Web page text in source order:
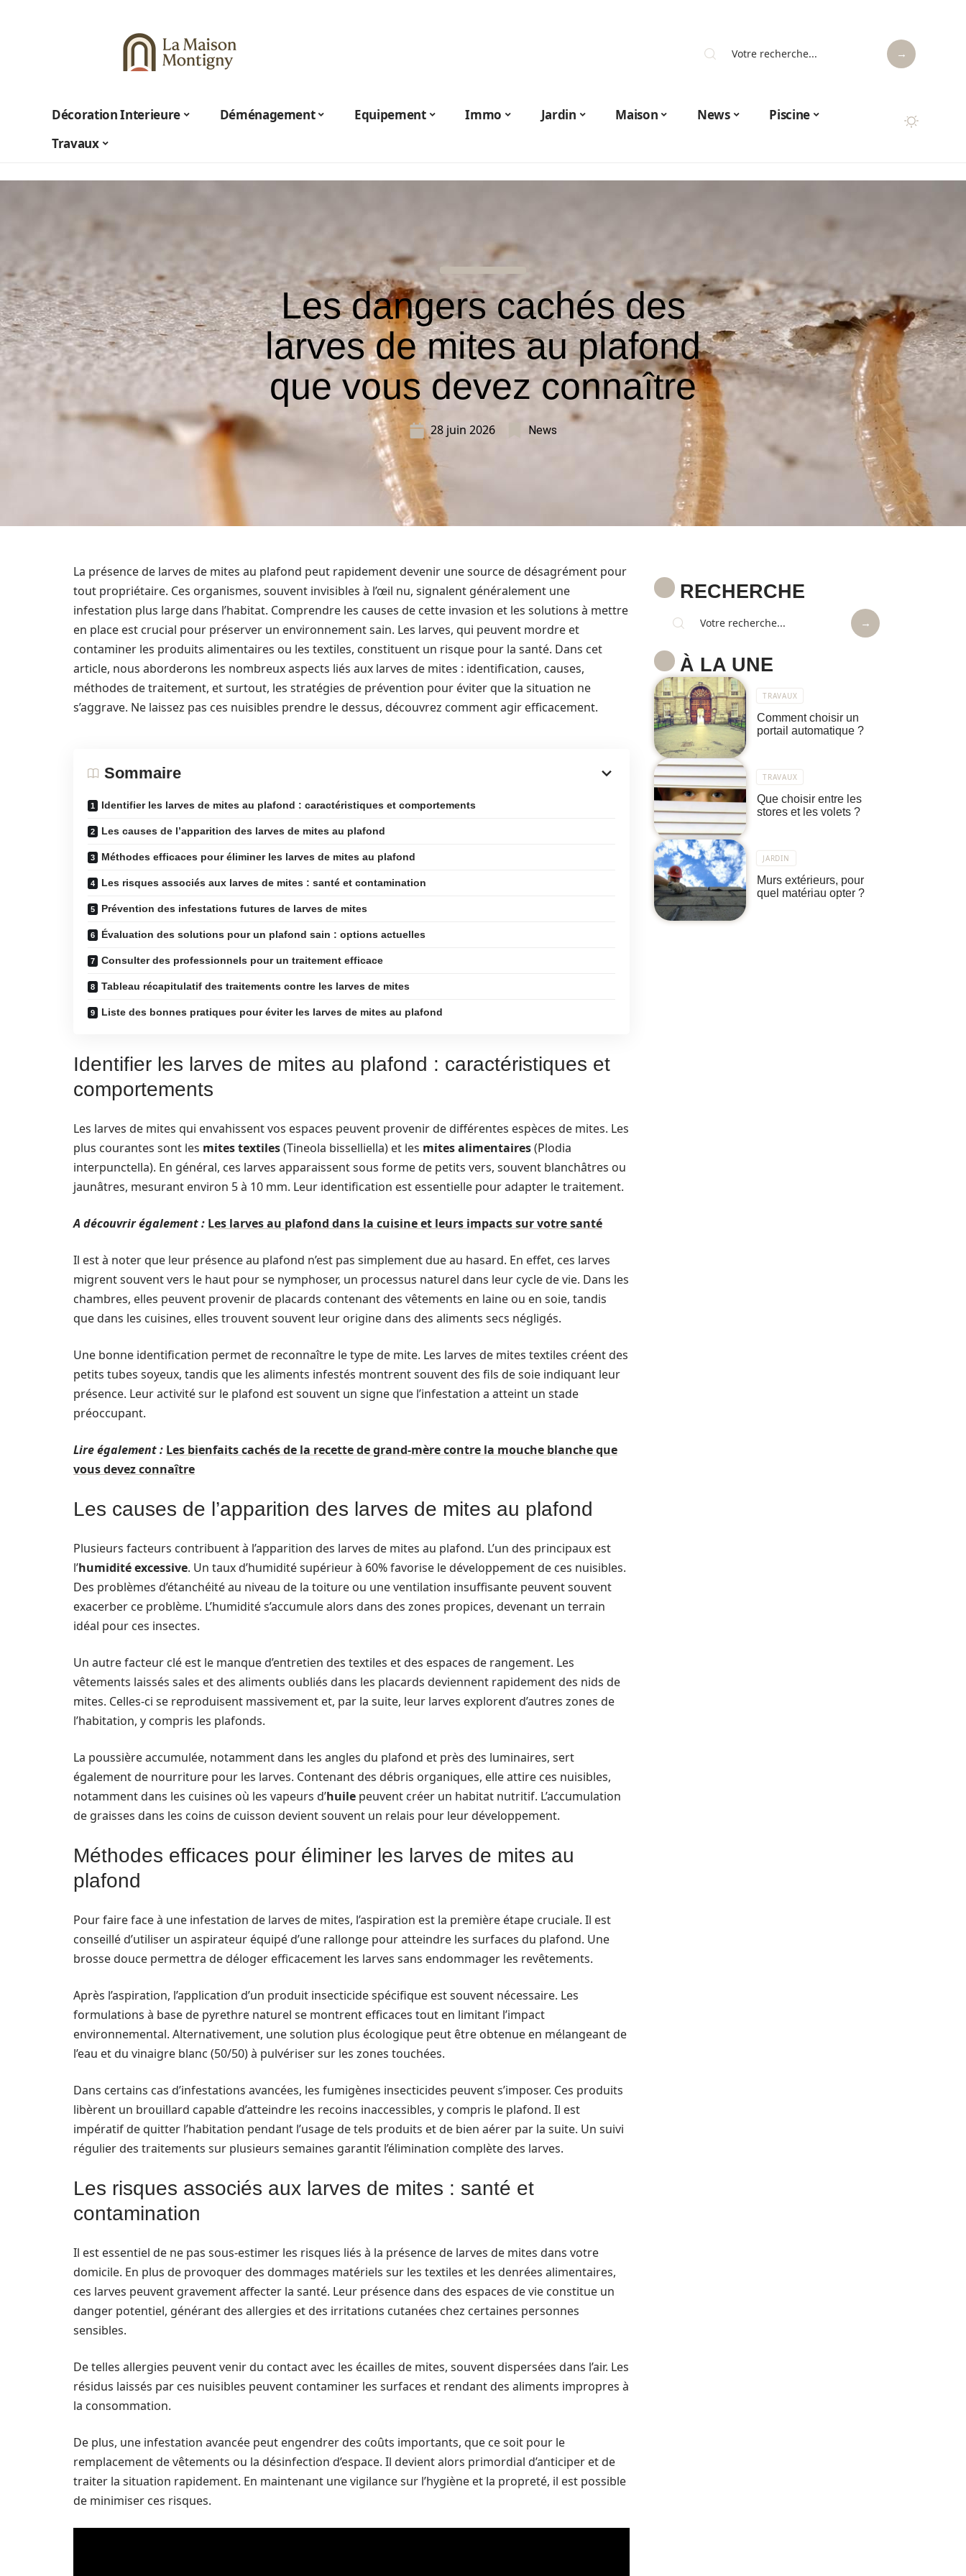
Décoration Interieure Déménagement Equipement Immo Jardin Maison News
Piscine
Travaux
Les dangers cachés des
larves de mites au plafond
que vous devez connaître
28 juin 2026 News
La présence de larves de mites au plafond peut rapidement devenir une source de désagrément pour
tout propriétaire. Ces organismes, souvent invisibles à l’œil nu, signalent généralement une
infestation plus large dans l’habitat. Comprendre les causes de cette invasion et les solutions à mettre
en place est crucial pour préserver un environnement sain. Les larves, qui peuvent mordre et
contaminer les produits alimentaires ou les textiles, constituent un risque pour la santé. Dans cet
article, nous aborderons les nombreux aspects liés aux larves de mites : identification, causes,
méthodes de traitement, et surtout, les stratégies de prévention pour éviter que la situation ne
s’aggrave. Ne laissez pas ces nuisibles prendre le dessus, découvrez comment agir efficacement.
Sommaire
Identifier les larves de mites au plafond : caractéristiques et comportements
Les causes de l’apparition des larves de mites au plafond
Méthodes efficaces pour éliminer les larves de mites au plafond
Les risques associés aux larves de mites : santé et contamination
Prévention des infestations futures de larves de mites
Évaluation des solutions pour un plafond sain : options actuelles
Consulter des professionnels pour un traitement efficace
Tableau récapitulatif des traitements contre les larves de mites
Liste des bonnes pratiques pour éviter les larves de mites au plafond
Identifier les larves de mites au plafond : caractéristiques et
comportements
Les larves de mites qui envahissent vos espaces peuvent provenir de différentes espèces de mites. Les
plus courantes sont les mites textiles(Tineola bisselliella) et les mites alimentaires(Plodia
interpunctella). En général, ces larves apparaissent sous forme de petits vers, souvent blanchâtres ou
jaunâtres, mesurant environ 5 à 10 mm. Leur identification est essentielle pour adapter le traitement.
A découvrir également : Les larves au plafond dans la cuisine et leurs impacts sur votre santé
Il est à noter que leur présence au plafond n’est pas simplement due au hasard. En effet, ces larves
migrent souvent vers le haut pour se nymphoser, un processus naturel dans leur cycle de vie. Dans les
chambres, elles peuvent provenir de placards contenant des vêtements en laine ou en soie, tandis
que dans les cuisines, elles trouvent souvent leur origine dans des aliments secs négligés.
Une bonne identification permet de reconnaître le type de mite. Les larves de mites textiles créent des
petits tubes soyeux, tandis que les aliments infestés montrent souvent des fils de soie indiquant leur
présence. Leur activité sur le plafond est souvent un signe que l’infestation a atteint un stade
préoccupant.
Lire également : Les bienfaits cachés de la recette de grand-mère contre la mouche blanche que
vous devez connaître
Les causes de l’apparition des larves de mites au plafond
Plusieurs facteurs contribuent à l’apparition des larves de mites au plafond. L’un des principaux est
l’humidité excessive. Un taux d’humidité supérieur à 60% favorise le développement de ces nuisibles.
Des problèmes d’étanchéité au niveau de la toiture ou une ventilation insuffisante peuvent souvent
exacerber ce problème. L’humidité s’accumule alors dans des zones propices, devenant un terrain
idéal pour ces insectes.
Un autre facteur clé est le manque d’entretien des textiles et des espaces de rangement. Les
vêtements laissés sales et des aliments oubliés dans les placards deviennent rapidement des nids de
mites. Celles-ci se reproduisent massivement et, par la suite, leur larves explorent d’autres zones de
l’habitation, y compris les plafonds.
La poussière accumulée, notamment dans les angles du plafond et près des luminaires, sert
également de nourriture pour les larves. Contenant des débris organiques, elle attire ces nuisibles,
notamment dans les cuisines où les vapeurs d’huile peuvent créer un habitat nutritif. L’accumulation
de graisses dans les coins de cuisson devient souvent un relais pour leur développement.
Méthodes efficaces pour éliminer les larves de mites au
plafond
Pour faire face à une infestation de larves de mites, l’aspiration est la première étape cruciale. Il est
conseillé d’utiliser un aspirateur équipé d’une rallonge pour atteindre les surfaces du plafond. Une
brosse douce permettra de déloger efficacement les larves sans endommager les revêtements.
Après l’aspiration, l’application d’un produit insecticide spécifique est souvent nécessaire. Les
formulations à base de pyrethre naturel se montrent efficaces tout en limitant l’impact
environnemental. Alternativement, une solution plus écologique peut être obtenue en mélangeant de
l’eau et du vinaigre blanc (50/50) à pulvériser sur les zones touchées.
Dans certains cas d’infestations avancées, les fumigènes insecticides peuvent s’imposer. Ces produits
libèrent un brouillard capable d’atteindre les recoins inaccessibles, y compris le plafond. Il est
impératif de quitter l’habitation pendant l’usage de tels produits et de bien aérer par la suite. Un suivi
régulier des traitements sur plusieurs semaines garantit l’élimination complète des larves.
Les risques associés aux larves de mites : santé et
contamination
Il est essentiel de ne pas sous-estimer les risques liés à la présence de larves de mites dans votre
domicile. En plus de provoquer des dommages matériels sur les textiles et les denrées alimentaires,
ces larves peuvent gravement affecter la santé. Leur présence dans des espaces de vie constitue un
danger potentiel, générant des allergies et des irritations cutanées chez certaines personnes
sensibles.
De telles allergies peuvent venir du contact avec les écailles de mites, souvent dispersées dans l’air. Les
résidus laissés par ces nuisibles peuvent contaminer les surfaces et rendant des aliments impropres à
la consommation.
De plus, une infestation avancée peut engendrer des coûts importants, que ce soit pour le
remplacement de vêtements ou la désinfection d’espace. Il devient alors primordial d’anticiper et de
traiter la situation rapidement. En maintenant une vigilance sur l’hygiène et la propreté, il est possible
de minimiser ces risques.
RECHERCHE
À LA UNE
TRAVAUX
Comment choisir un
portail automatique ?
TRAVAUX
Que choisir entre les
stores et les volets ?
JARDIN
Murs extérieurs, pour
quel matériau opter ?